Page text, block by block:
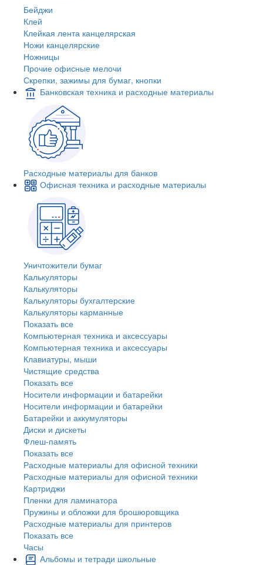
Бейджи
Клей
Клейкая лента канцелярская
Ножи канцелярские
Ножницы
Прочие офисные мелочи
Скрепки, зажимы для бумаг, кнопки
Банковская техника и расходные материалы
Расходные материалы для банков
Офисная техника и расходные материалы
Уничтожители бумаг
Калькуляторы
Калькуляторы
Калькуляторы бухгалтерские
Калькуляторы карманные
Показать все
Компьютерная техника и аксессуары
Компьютерная техника и аксессуары
Клавиатуры, мыши
Чистящие средства
Показать все
Носители информации и батарейки
Носители информации и батарейки
Батарейки и аккумуляторы
Диски и дискеты
Флеш-память
Показать все
Расходные материалы для офисной техники
Расходные материалы для офисной техники
Картриджи
Пленки для ламинатора
Пружины и обложки для брошюровщика
Расходные материалы для принтеров
Показать все
Часы
Альбомы и тетради школьные